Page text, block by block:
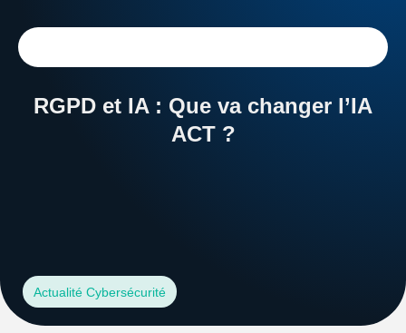
RGPD et IA : Que va changer l’IA
ACT ?
Actualité Cybersécurité